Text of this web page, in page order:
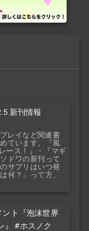
新刊情報
レイなど関連書
ています。『風
ース！』・『マギ
ドワの新刊って
サプリはいつ発
何？」って方、
ント『泡沫世界
』 #ホスノク